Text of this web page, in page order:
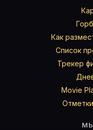
Как
Список
Трекер
Movie